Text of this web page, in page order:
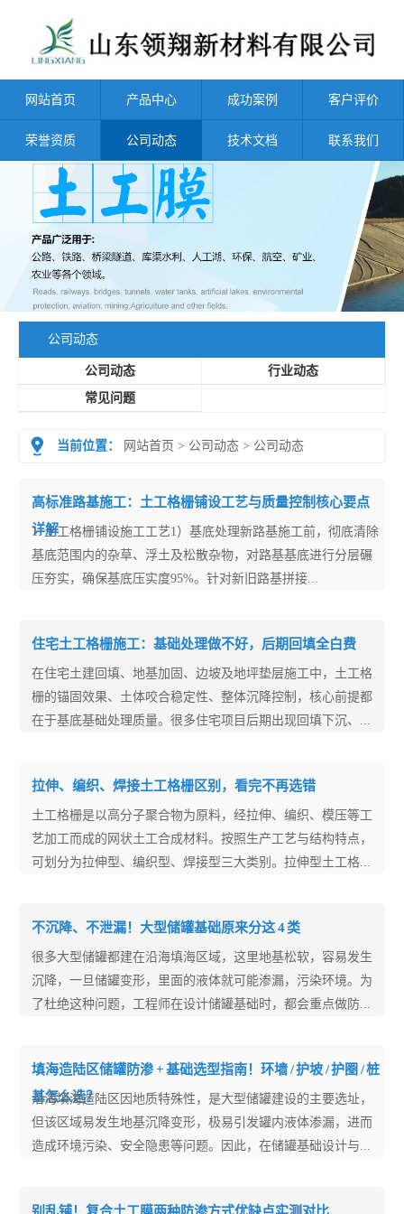
网站首页 产品中心 成功案例 客户评价
荣誉资质 公司动态 技术文档 联系我们
公司动态
公司动态
行业动态
常见问题
当前位置： 网站首页 > 公司动态 > 公司动态
高标准路基施工：土工格栅铺设工艺与质量控制核心要点
详解
1. 土工格栅铺设施工工艺1）基底处理新路基施工前，彻底清除
基底范围内的杂草、浮土及松散杂物，对路基基底进行分层碾
压夯实，确保基底压实度95%。针对新旧路基拼接...
住宅土工格栅施工：基础处理做不好，后期回填全白费
在住宅土建回填、地基加固、边坡及地坪垫层施工中，土工格
栅的锚固效果、土体咬合稳定性、整体沉降控制，核心前提都
在于基底基础处理质量。很多住宅项目后期出现回填下沉、...
拉伸、编织、焊接土工格栅区别，看完不再选错
土工格栅是以高分子聚合物为原料，经拉伸、编织、模压等工
艺加工而成的网状土工合成材料。按照生产工艺与结构特点，
可划分为拉伸型、编织型、焊接型三大类别。拉伸型土工格...
不沉降、不泄漏！大型储罐基础原来分这 4 类
很多大型储罐都建在沿海填海区域，这里地基松软，容易发生
沉降，一旦储罐变形，里面的液体就可能渗漏，污染环境。为
了杜绝这种问题，工程师在设计储罐基础时，都会重点做防...
填海造陆区储罐防渗 + 基础选型指南！环墙 / 护坡 / 护圈 / 桩
基怎么选？
沿海填海造陆区因地质特殊性，是大型储罐建设的主要选址，
但该区域易发生地基沉降变形，极易引发罐内液体渗漏，进而
造成环境污染、安全隐患等问题。因此，在储罐基础设计与...